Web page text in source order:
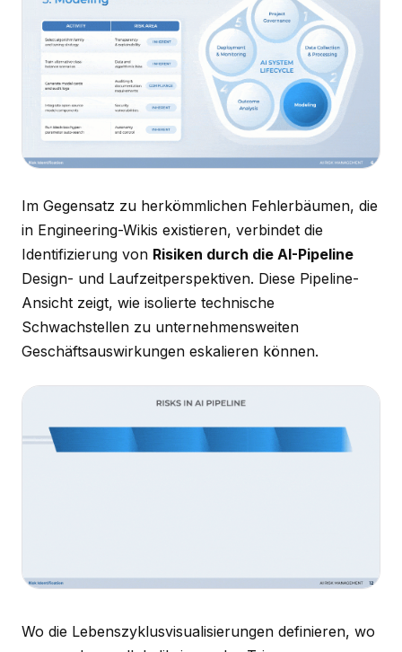
Im Gegensatz zu herkömmlichen Fehlerbäumen, die
in Engineering-Wikis existieren, verbindet die
Identifizierung von Risiken durch die AI-Pipeline
Design- und Laufzeitperspektiven. Diese Pipeline-
Ansicht zeigt, wie isolierte technische
Schwachstellen zu unternehmensweiten
Geschäftsauswirkungen eskalieren können.
Wo die Lebenszyklusvisualisierungen definieren, wo